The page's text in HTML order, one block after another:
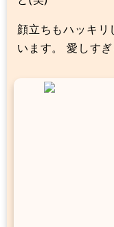
顔立ちもハッキリ
います。 愛しすぎ